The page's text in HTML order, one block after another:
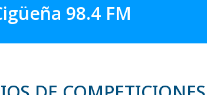
98.4 FM